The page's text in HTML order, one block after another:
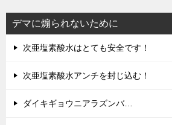
デマに煽られないために
次亜塩素酸水はとても安全です！
次亜塩素酸水アンチを封じ込む！
ダイキギョウニアラズンバ…